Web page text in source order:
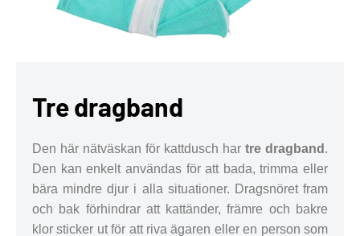
Tre dragband
Den här nätväskan för kattdusch har tre dragband .
Den kan enkelt användas för att bada, trimma eller
bära mindre djur i alla situationer. Dragsnöret fram
och bak förhindrar att kattänder, främre och bakre
klor sticker ut för att riva ägaren eller en person som